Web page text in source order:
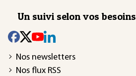
Un suivi selon vos besoins
Nos newsletters
Nos flux RSS